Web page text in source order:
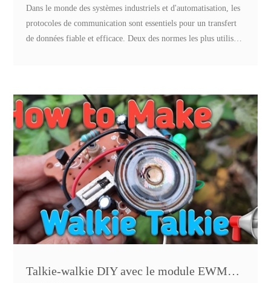
Dans le monde des systèmes industriels et d'automatisation, les
protocoles de communication sont essentiels pour un transfert
de données fiable et efficace. Deux des normes les plus utilisées
Talkie-walkie DIY avec le module EWM201 d'Ebyte